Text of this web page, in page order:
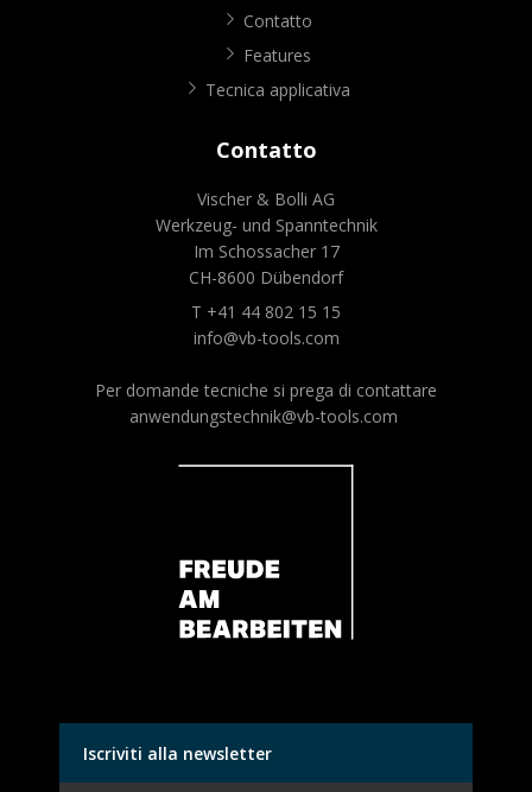
Contatto
Features
Tecnica applicativa
Contatto
Vischer & Bolli AG
Werkzeug- und Spanntechnik
Im Schossacher 17
CH-8600 Dübendorf
T +41 44 802 15 15
info@vb-tools.com
Per domande tecniche si prega di contattare
anwendungstechnik@vb-tools.com
Iscriviti alla newsletter